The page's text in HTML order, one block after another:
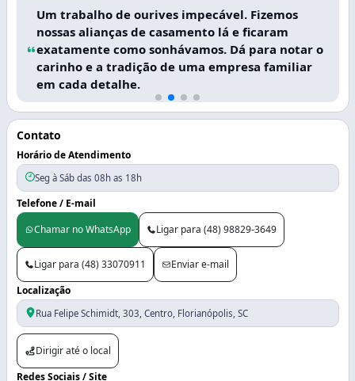
Um trabalho de ourives impecável. Fizemos
nossas alianças de casamento lá e ficaram
exatamente como sonhávamos. Dá para notar o
carinho e a tradição de uma empresa familiar
em cada detalhe.
Contato
Horário de Atendimento
Seg à Sáb das 08h as 18h
Telefone / E-mail
Chamar no WhatsApp
Ligar para (48) 98829-3649
Ligar para (48) 33070911
Enviar e-mail
Localização
Rua Felipe Schimidt, 303, Centro, Florianópolis, SC
Dirigir até o local
Redes Sociais / Site